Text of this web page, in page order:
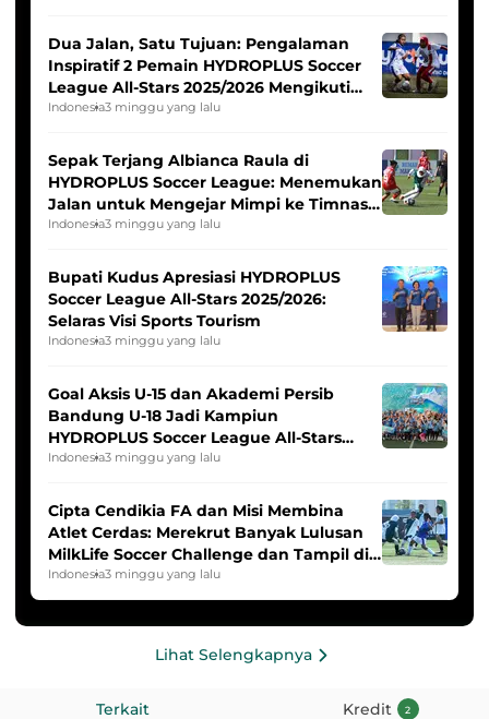
Dua Jalan, Satu Tujuan: Pengalaman
Inspiratif 2 Pemain HYDROPLUS Soccer
League All-Stars 2025/2026 Mengikuti
Seleksi Timnas Indonesia Putri
Indonesia3 minggu yang lalu
Sepak Terjang Albianca Raula di
HYDROPLUS Soccer League: Menemukan
Jalan untuk Mengejar Mimpi ke Timnas
Indonesia Putri
Indonesia3 minggu yang lalu
Bupati Kudus Apresiasi HYDROPLUS
Soccer League All-Stars 2025/2026:
Selaras Visi Sports Tourism
Indonesia3 minggu yang lalu
Goal Aksis U-15 dan Akademi Persib
Bandung U-18 Jadi Kampiun
HYDROPLUS Soccer League All-Stars
2025/2026
Indonesia3 minggu yang lalu
Cipta Cendikia FA dan Misi Membina
Atlet Cerdas: Merekrut Banyak Lulusan
MilkLife Soccer Challenge dan Tampil di
HYDROPLUS Soccer League
Indonesia3 minggu yang lalu
Lihat Selengkapnya
Terkait Kredit 2